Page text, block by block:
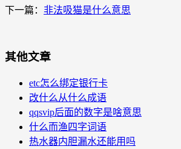
下一篇： 非法吸猫是什么意思
其他文章
etc怎么绑定银行卡
改什么从什么成语
qqsvip后面的数字是啥意思
什么而渔四字词语
热水器内胆漏水还能用吗